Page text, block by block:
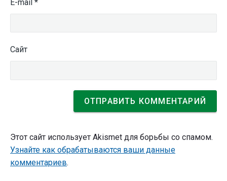
E-mail *
Сайт
Этот сайт использует Akismet для борьбы со спамом.
Узнайте как обрабатываются ваши данные
комментариев.